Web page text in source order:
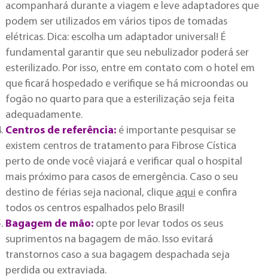
acompanhará durante a viagem e leve adaptadores que
podem ser utilizados em vários tipos de tomadas
elétricas. Dica: escolha um adaptador universal! É
fundamental garantir que seu nebulizador poderá ser
esterilizado. Por isso, entre em contato com o hotel em
que ficará hospedado e verifique se há microondas ou
fogão no quarto para que a esterilização seja feita
adequadamente.
Centros de referência: é importante pesquisar se
existem centros de tratamento para Fibrose Cística
perto de onde você viajará e verificar qual o hospital
mais próximo para casos de emergência. Caso o seu
destino de férias seja nacional, clique aqui e confira
todos os centros espalhados pelo Brasil!
Bagagem de mão: opte por levar todos os seus
suprimentos na bagagem de mão. Isso evitará
transtornos caso a sua bagagem despachada seja
perdida ou extraviada.